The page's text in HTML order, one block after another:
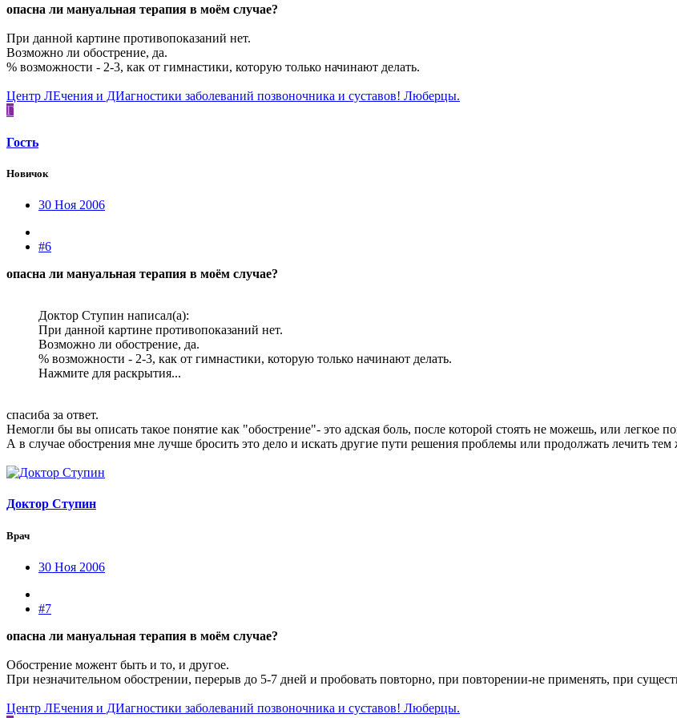
опасна ли мануальная терапия в моём случае?
При данной картине противопоказаний нет.
Возможно ли обострение, да.
% возможности - 2-3, как от гимнастики, которую только начинают делать.
Центр ЛЕчения и ДИагностики заболеваний позвоночника и суставов! Люберцы.
Г
Гость
Новичок
30 Ноя 2006
#6
опасна ли мануальная терапия в моём случае?
Доктор Ступин написал(а):
При данной картине противопоказаний нет.
Возможно ли обострение, да.
% возможности - 2-3, как от гимнастики, которую только начинают делать.
Нажмите для раскрытия...
спасиба за ответ.
Немогли бы вы описать такое понятие как "обострение"- это адская боль, после которой стоять не можешь, или легкое
А в случае обострения мне лучше бросить это дело и искать другие пути решения проблемы или продолжать лечить тем
Доктор Ступин
Врач
30 Ноя 2006
#7
опасна ли мануальная терапия в моём случае?
Обострение можент быть и то, и другое.
При незначительном обострении, перерыв до 5-7 дней и пробовать повторно, при повторении-не применять, при
Центр ЛЕчения и ДИагностики заболеваний позвоночника и суставов! Люберцы.